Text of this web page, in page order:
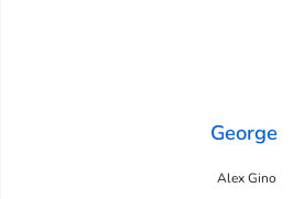
George
Alex Gino